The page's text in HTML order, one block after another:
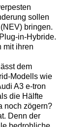
sollen
bringen.
in-Hybride.
mit ihren
dem
Modells wie
A3 e-tron
die Hälfte
noch zögern?
Denn der